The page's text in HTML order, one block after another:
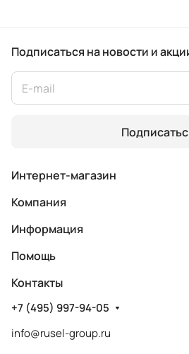
Подписаться на новости и
Интернет-магазин
Компания
Информация
Помощь
Контакты
+7 (495) 997-94-05
info@rusel-group.ru